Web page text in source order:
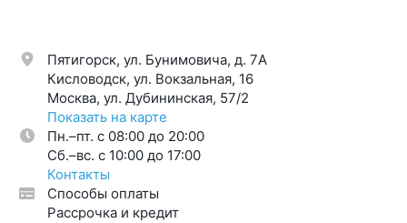
Пятигорск, ул. Бунимовича, д. 7A
Кисловодск, ул. Вокзальная, 16
Москва, ул. Дубининская, 57/2
Показать на карте
Пн.–пт. с 08:00 до 20:00
Cб.–вс. с 10:00 до 17:00
Контакты
Способы оплаты
Рассрочка и кредит